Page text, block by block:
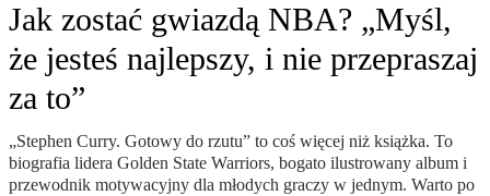
Jak zostać gwiazdą NBA? „Myśl,
że jesteś najlepszy, i nie przepraszaj
za to”
„Stephen Curry. Gotowy do rzutu” to coś więcej niż książka. To
biografia lidera Golden State Warriors, bogato ilustrowany album i
przewodnik motywacyjny dla młodych graczy w jednym. Warto po